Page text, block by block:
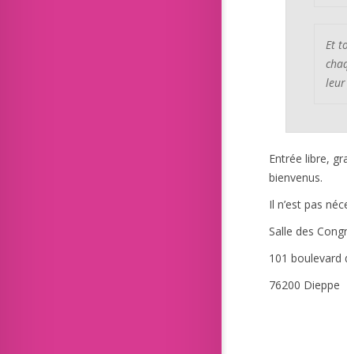
Et
Entrée libre,
bienvenus.
Il n’est pas
Salle des
101 boulevard
76200 Dieppe